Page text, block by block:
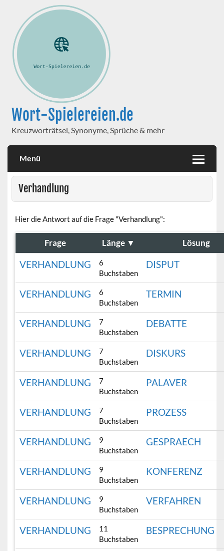
Wort-Spielereien.de
Kreuzworträtsel, Synonyme, Sprüche & mehr
Menü
Verhandlung
Hier die Antwort auf die Frage "Verhandlung":
Frage Länge ▼ Lösung
VERHANDLUNG
6
Buchstaben
DISPUT
VERHANDLUNG
6
Buchstaben
TERMIN
VERHANDLUNG
7
Buchstaben
DEBATTE
VERHANDLUNG
7
Buchstaben
DISKURS
VERHANDLUNG
7
Buchstaben
PALAVER
VERHANDLUNG
7
Buchstaben
PROZESS
VERHANDLUNG
9
Buchstaben
GESPRAECH
VERHANDLUNG
9
Buchstaben
KONFERENZ
VERHANDLUNG
9
Buchstaben
VERFAHREN
VERHANDLUNG
11
Buchstaben
BESPRECHUNG